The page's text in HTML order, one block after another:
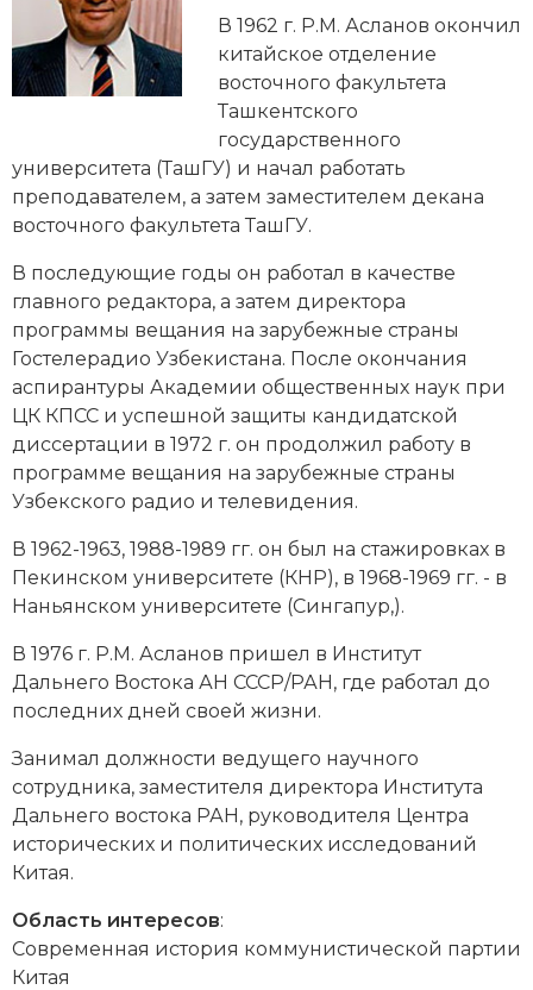
Генеалогия, геральдика
Государство и право
Империи
Историческая география и топонимика
История материальной и духовной культуры
История международных отношений
История, философия, теория и методология
исторического знания
Итория международных отношений
Латинская Америка
Новая история
Новейшая история
Нумизматика
Образование
Общественные объединения и организации
Политическая история
Революции и народные движения
Религия и церковь
Россия
В 1962 г. Р.М. Асланов окончил
китайское отделение
восточного факультета
Ташкентского
государственного
университета (ТашГУ) и начал работать
преподавателем, а затем заместителем декана
восточного факультета ТашГУ.
В последующие годы он работал в качестве
главного редактора, а затем директора
программы вещания на зарубежные страны
Гостелерадио Узбекистана. После окончания
аспирантуры Академии общественных наук при
ЦК КПСС и успешной защиты кандидатской
диссертации в 1972 г. он продолжил работу в
программе вещания на зарубежные страны
Узбекского радио и телевидения.
В 1962-1963, 1988-1989 гг. он был на стажировках в
Пекинском университете (КНР), в 1968-1969 гг. - в
Наньянском университете (Сингапур,).
В 1976 г. Р.М. Асланов пришел в Институт
Дальнего Востока АН СССР/РАН, где работал до
последних дней своей жизни.
Занимал должности ведущего научного
сотрудника, заместителя директора Института
Дальнего востока РАН, руководителя Центра
исторических и политических исследований
Китая.
Область интересов:
Современная история коммунистической партии
Китая